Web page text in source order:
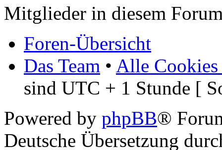
Mitglieder in diesem
Foren-Übersicht
Das Team • Alle Cookies
sind UTC + 1 Stunde [
Powered by phpBB®
Deutsche Übersetzung